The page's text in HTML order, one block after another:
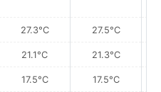
27.3°C
21.1°C
17.5°C
27.5°C
21.3°C
17.5°C